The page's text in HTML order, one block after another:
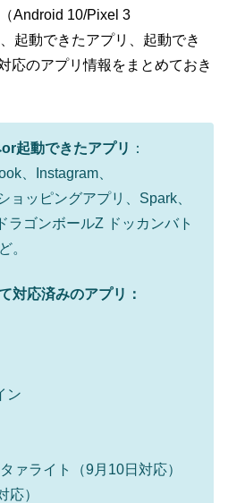
Android 10/Pixel 3
起動できたアプリ、起動でき
応のアプリ情報をまとめておき
起動できたアプリ ：
、Instagram、
ョッピングアプリ、Spark、
ラゴンボールZ ドッカンバト
。
対応済みのアプリ：
ン
ァライト（9月10日対応）
応）